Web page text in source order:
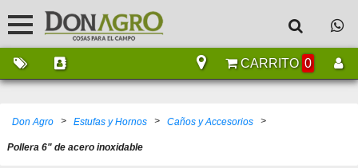
CARRITO 0
Don Agro > Estufas y Hornos > Caños y Accesorios >
Pollera 6" de acero inoxidable